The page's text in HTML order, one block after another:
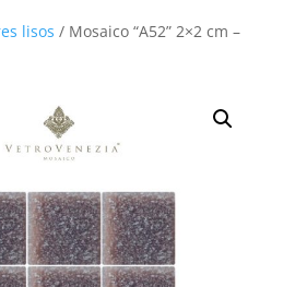
lisos / Mosaico “A52” 2×2 cm –